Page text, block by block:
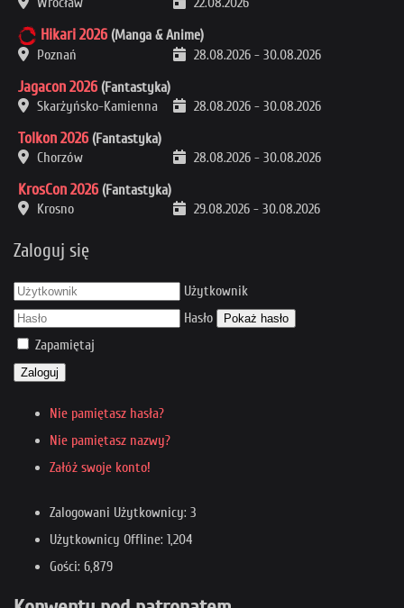
Hikari 2026 (Manga & Anime)
Poznań
28.08.2026 - 30.08.2026
Jagacon 2026 (Fantastyka)
Skarżyńsko-Kamienna
28.08.2026 - 30.08.2026
Tolkon 2026 (Fantastyka)
Chorzów
28.08.2026 - 30.08.2026
KrosCon 2026 (Fantastyka)
Krosno
29.08.2026 - 30.08.2026
Zaloguj się
Użytkownik
Hasło
Pokaż hasło
Zapamiętaj
Zaloguj
Nie pamiętasz hasła?
Nie pamiętasz nazwy?
Załóż swoje konto!
Zalogowani Użytkownicy: 3
Użytkownicy Offline: 1,204
Gości: 6,879